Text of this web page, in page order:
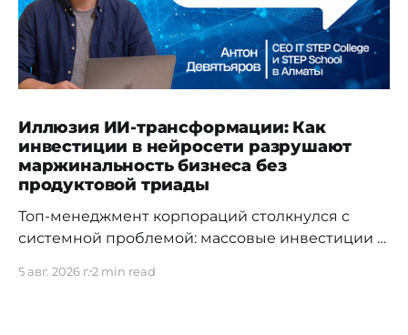
Иллюзия ИИ-трансформации: Как
инвестиции в нейросети разрушают
маржинальность бизнеса без
продуктовой триады
Топ-менеджмент корпораций столкнулся с
системной проблемой: массовые инвестиции в
«внедрение искусственного интеллекта» не
5 авг. 2026 г.2 min read